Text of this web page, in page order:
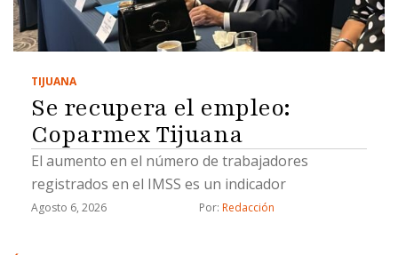
TIJUANA
Se recupera el empleo:
Coparmex Tijuana
El aumento en el número de trabajadores
registrados en el IMSS es un indicador
Agosto 6, 2026 Por: Redacción